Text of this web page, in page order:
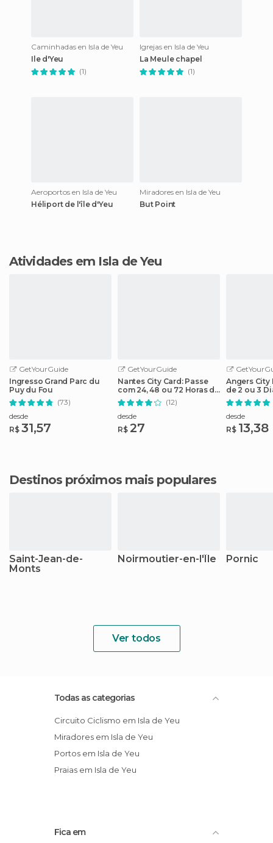
Caminhadas en Isla de Yeu
Ile d'Yeu
(1)
Igrejas en Isla de Yeu
La Meule chapel
(1)
Aeroportos en Isla de Yeu
Héliport de l'île d'Yeu
Miradores en Isla de Yeu
But Point
Atividades em Isla de Yeu
GetYourGuide
Ingresso Grand Parc du
Puy du Fou
(73)
desde
R$ 31,57
GetYourGuide
Nantes City Card: Passe
com 24, 48 ou 72 Horas de
Acesso
(12)
desde
R$ 27
Angers City
de 2 ou 3
Atrações
desde
R$ 13,38
Destinos próximos mais populares
Saint-Jean-de-
Monts
Noirmoutier-en-l'Île Pornic
Ver todos
Todas as categorias
Circuito Ciclismo em Isla de Yeu
Miradores em Isla de Yeu
Portos em Isla de Yeu
Praias em Isla de Yeu
Fica em